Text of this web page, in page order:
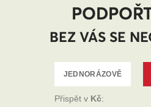
BEZ VÁS SE